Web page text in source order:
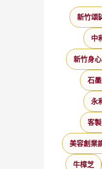
新竹頌
中
新竹身
石
永
客
美容創業
牛樟芝